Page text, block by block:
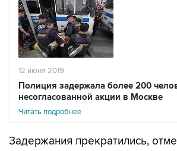
12 июня 2019
Полиция задержала более 200
несогласованной акции в Москве
Читать подробнее
Задержания прекратились,